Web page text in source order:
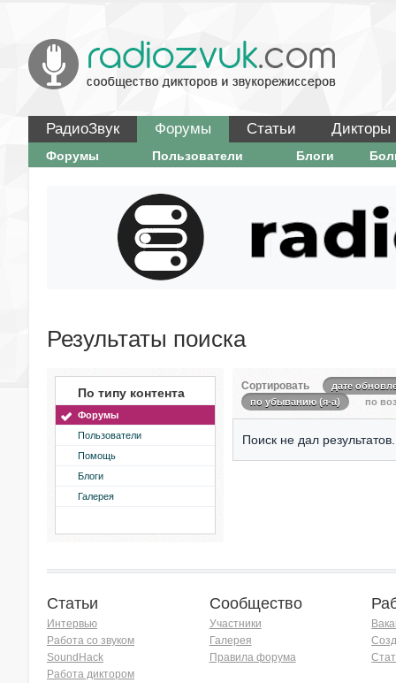
РадиоЗвук Форумы Статьи Дикторы
Форумы Пользователи Блоги
Результаты поиска
По типу контента
Форумы
Пользователи
Помощь
Блоги
Галерея
Сортировать
дате
по убыванию (я-а)
по
Поиск не дал результатов.
Статьи
Интервью
Работа со звуком
SoundHack
Работа диктором
Сообщество
Участники
Галерея
Правила форума